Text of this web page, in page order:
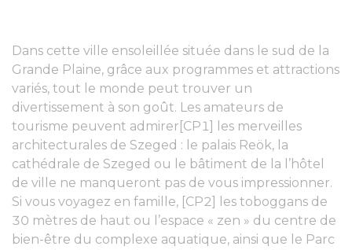
Dans cette ville ensoleillée située dans le sud de la
Grande Plaine, grâce aux programmes et attractions
variés, tout le monde peut trouver un
divertissement à son goût. Les amateurs de
tourisme peuvent admirer[CP1] les merveilles
architecturales de Szeged : le palais Reök, la
cathédrale de Szeged ou le bâtiment de la l’hôtel
de ville ne manqueront pas de vous impressionner.
Si vous voyagez en famille, [CP2] les toboggans de
30 mètres de haut ou l’espace « zen » du centre de
bien-être du complexe aquatique, ainsi que le Parc